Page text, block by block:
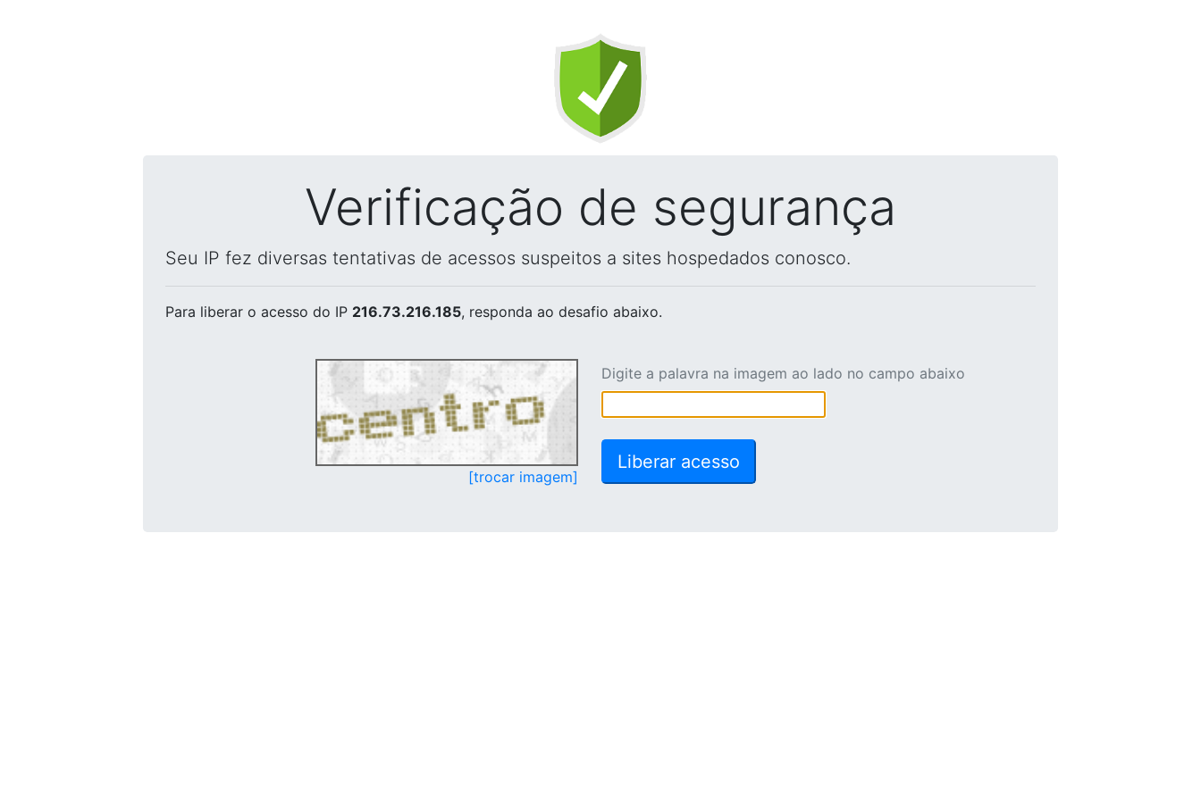
Verificação de segurança
Seu IP fez diversas tentativas de acessos suspeitos a sites hospedados conosco.
Para liberar o acesso do IP 216.73.216.185, responda ao desafio abaixo.
[trocar imagem]
Digite a palavra na imagem ao lado no campo abaixo